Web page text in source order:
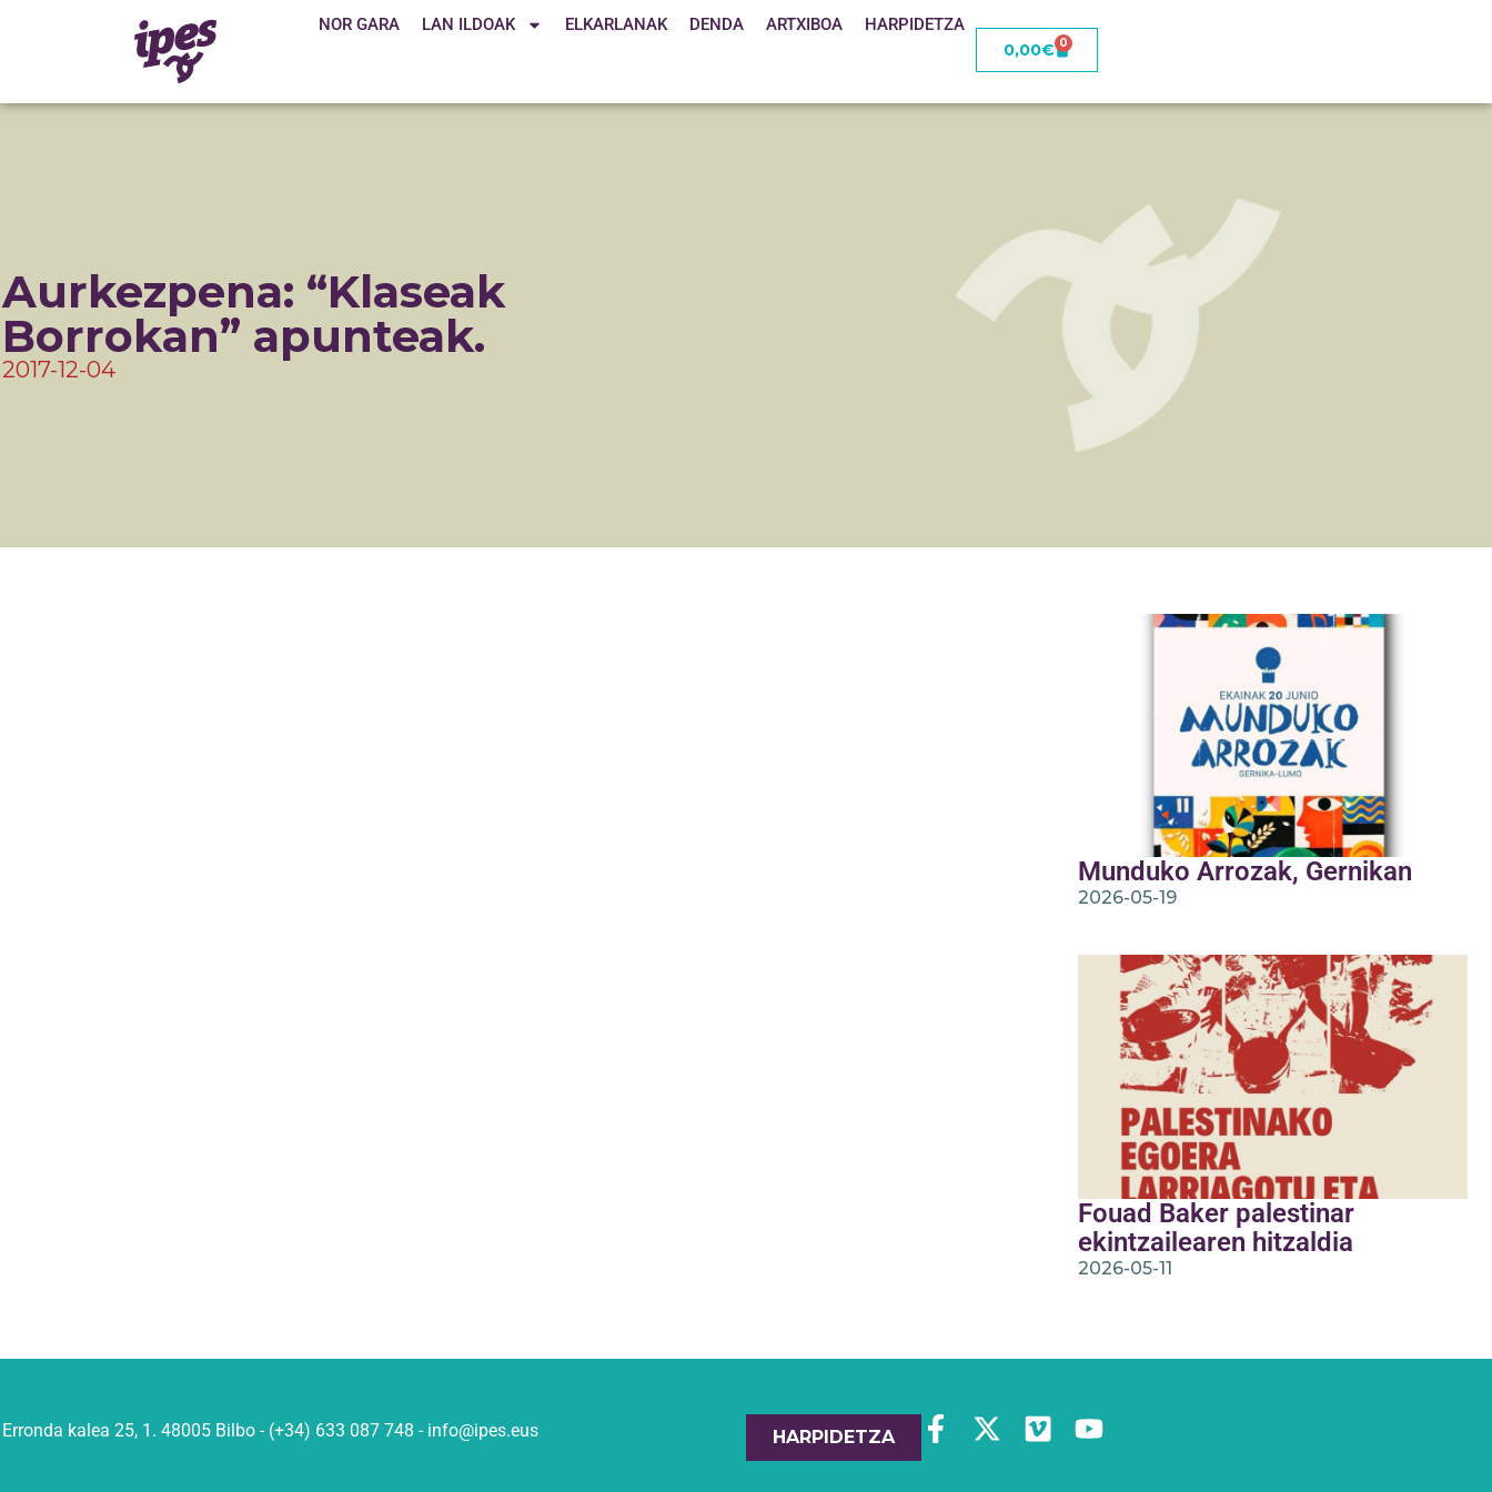
NOR GARA LAN ILDOAK ELKARLANAK DENDA ARTXIBOA
HARPIDETZA
0,00€ 0
Aurkezpena: “Klaseak
Borrokan” apunteak.
2017-12-04
Munduko Arrozak, Gernikan
2026-05-19
Fouad Baker palestinar
ekintzailearen hitzaldia
2026-05-11
Erronda kalea 25, 1. 48005 Bilbo - (+34) 633 087 748 - info@ipes.eus HARPIDETZA